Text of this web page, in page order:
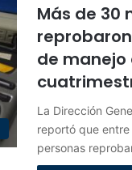
Más de 30
de manejo
La Dirección
reportó que
personas